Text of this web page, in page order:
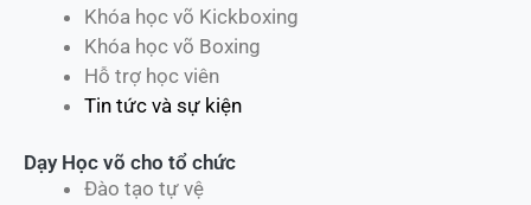
Khóa học võ Kickboxing
Khóa học võ Boxing
Hỗ trợ học viên
Tin tức và sự kiện
Dạy Học võ cho tổ chức
Đào tạo tự vệ